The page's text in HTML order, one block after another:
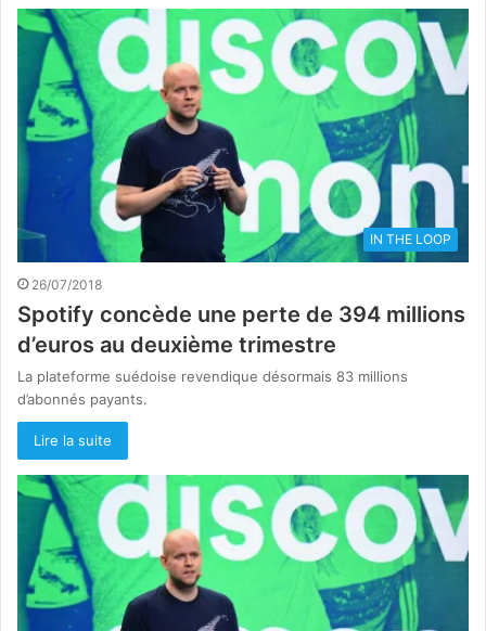
IN THE LOOP
26/07/2018
Spotify concède une perte de 394 millions
d’euros au deuxième trimestre
La plateforme suédoise revendique désormais 83 millions
d’abonnés payants.
Lire la suite